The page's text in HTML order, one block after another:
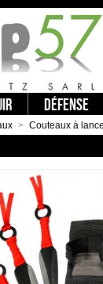
DÉFENSE
> Couteaux à
DE JET KAKI